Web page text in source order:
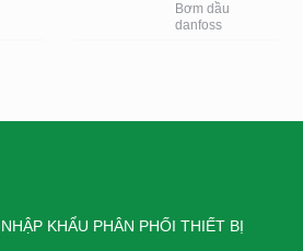
Bơm dầu
danfoss
KHẨU PHÂN PHỐI THIẾT BỊ